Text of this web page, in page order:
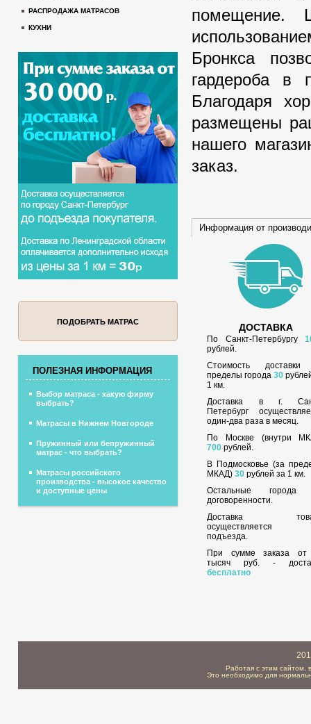
помещение.
Бронкса
гардероба в
Благодаря
размещены
нашего
заказ.
Информация от
ДОСТАВКА
По Санкт-Петербургу
рублей.
Стоимость
пределы города30
1 км.
Доставка в г.
Петербург
один-два раза в месяц.
По Москве (внутри
700 рублей.
В Подмосковье (за
МКАД)30 рублей за 1 км.
Остальные города
договоренности.
Доставка
осуществляется
подъезда.
При сумме заказа
тысяч руб. -
бесплатно
РАСПРОДАЖА МАТРАСОВ
КУХНИ
ПОДОБРАТЬ МАТРАС
ПОЛЕЗНАЯ ИНФОРМАЦИЯ
Выбор матраса - какую фирму
выбрать?
Матрасы в Нижнем Новгороде
Пружинный или бепружинный
матрас - что выбрать?
Матрасы российского
производства - высокое качество
и доступные цены
Работая с этим сайтом,
Это необходимо для